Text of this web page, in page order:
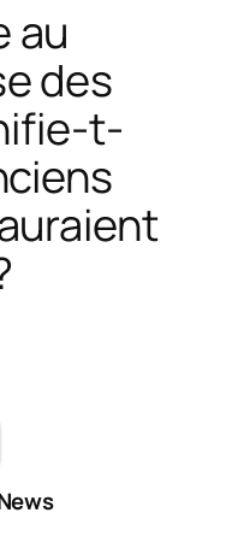
au
des
t-